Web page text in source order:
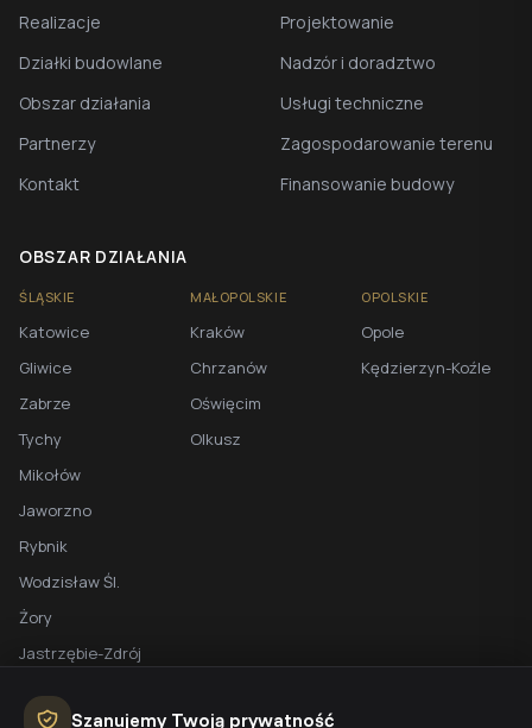
Realizacje
Działki budowlane
Obszar działania
Partnerzy
Kontakt
Projektowanie
Nadzór i doradztwo
Usługi techniczne
Zagospodarowanie terenu
Finansowanie budowy
OBSZAR DZIAŁANIA
ŚLĄSKIE
Katowice
Gliwice
Zabrze
Tychy
Mikołów
Jaworzno
Rybnik
Wodzisław Śl.
Żory
Jastrzębie-Zdrój
MAŁOPOLSKIE
Kraków
Chrzanów
Oświęcim
Olkusz
OPOLSKIE
Opole
Kędzierzyn-Koźle
Szanujemy Twoją prywatność